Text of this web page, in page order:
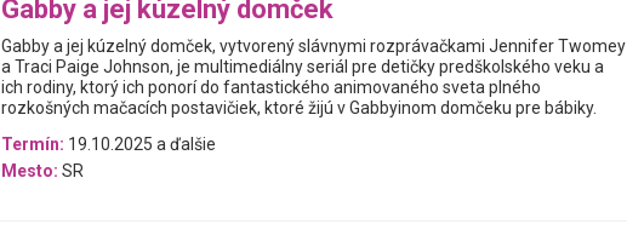
Gabby a jej kúzelný domček
Gabby a jej kúzelný domček, vytvorený slávnymi rozprávačkami Jennifer Twomey
a Traci Paige Johnson, je multimediálny seriál pre detičky predškolského veku a
ich rodiny, ktorý ich ponorí do fantastického animovaného sveta plného
rozkošných mačacích postavičiek, ktoré žijú v Gabbyinom domčeku pre bábiky.
Termín: 19.10.2025 a ďalšie
Mesto: SR